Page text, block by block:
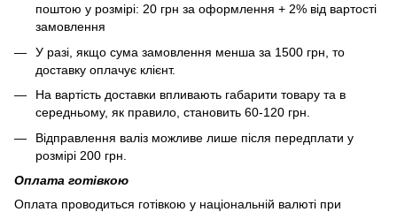
поштою у розмірі: 20 грн за оформлення + 2% від вартості
замовлення
У разі, якщо сума замовлення менша за 1500 грн, то
доставку оплачує клієнт.
На вартість доставки впливають габарити товару та в
середньому, як правило, становить 60-120 грн.
Відправлення валіз можливе лише після передплати у
розмірі 200 грн.
Оплата готівкою
Оплата проводиться готівкою у національній валюті при